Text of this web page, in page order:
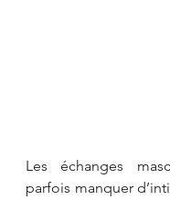
Les échanges
parfois manquer